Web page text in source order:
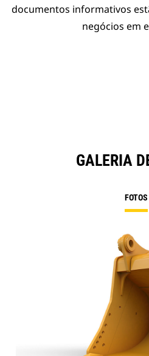
documentos informativos
negócios em
GALERIA
FOTOS